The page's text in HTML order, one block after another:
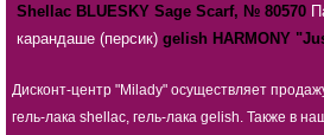
Shellac BLUESKY Sage Scarf, № 80570
карандаше (персик) gelish HARMONY
Дисконт-центр "Milady" осуществляет
гель-лака shellac, гель-лака gelish. Также в